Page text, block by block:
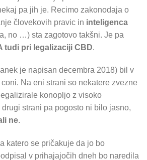
pa jih je. Recimo zakonodaja o
človekovih pravic in inteligenca
no …) sta zagotovo takšni. Je pa
tudi pri legalizaciji CBD.
je napisan decembra 2018) bil v
Na eni strani so nekatere zvezne
konopljo z visoko
strani pa pogosto ni bilo jasno,
ne.
katero se pričakuje da jo bo
v prihajajočih dneh bo naredila